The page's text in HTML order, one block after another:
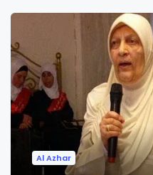
Al Azhar